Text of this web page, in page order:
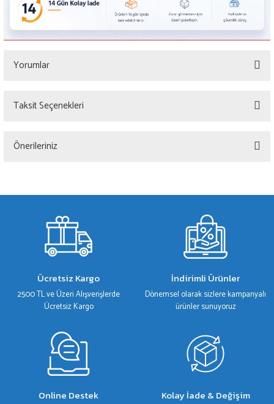
Yorumlar
Taksit Seçenekleri
Önerileriniz
gördüğünüz noktaları öneri formunu kullanarak tarafımıza iletebilirsiniz.
Ürün resmi kalitesiz, bozuk veya görüntülenemiyor.
Ürün açıklamasında eksik bilgiler bulunuyor.
Ürün fiyatı diğer sitelerden daha pahalı.
Bu ürüne benzer farklı alternatifler olmalı.
Ücretsiz Kargo
2500 TL ve Üzeri Alışverişlerde
Ücretsiz Kargo
İndirimli Ürünler
Dönemsel olarak sizlere kampanyalı
ürünler sunuyoruz
Online Destek Kolay İade & Değişim